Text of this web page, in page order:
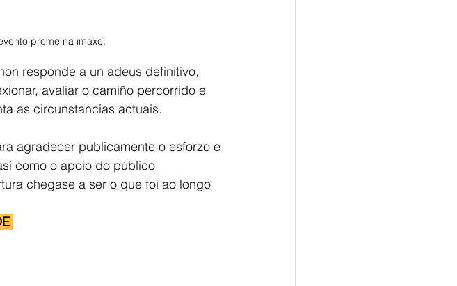
preme na imaxe.
responde a un adeus definitivo,
avaliar o camiño percorrido e
as circunstancias actuais.
agradecer publicamente o esforzo e
como o apoio do público
chegase a ser o que foi ao longo